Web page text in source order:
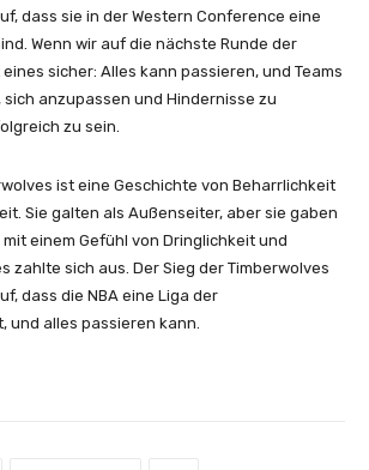
dass sie in der Western Conference eine
Wenn wir auf die nächste Runde der
sicher: Alles kann passieren, und Teams
anzupassen und Hindernisse zu
zu sein.
ist eine Geschichte von Beharrlichkeit
Sie galten als Außenseiter, aber sie gaben
einem Gefühl von Dringlichkeit und
zahlte sich aus. Der Sieg der Timberwolves
dass die NBA eine Liga der
und alles passieren kann.